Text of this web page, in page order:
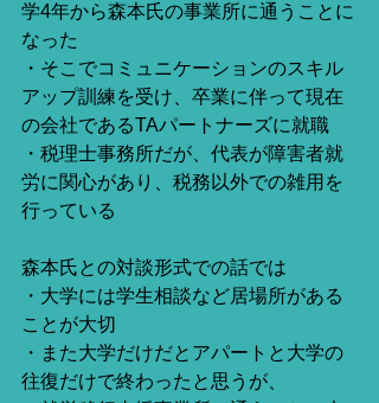
学4年から森本氏の事業所に通うことに
なった
・そこでコミュニケーションのスキル
アップ訓練を受け、卒業に伴って現在
の会社であるTAパートナーズに就職
・税理士事務所だが、代表が障害者就
労に関心があり、税務以外での雑用を
行っている
森本氏との対談形式での話では
・大学には学生相談など居場所がある
ことが大切
・また大学だけだとアパートと大学の
往復だけで終わったと思うが、